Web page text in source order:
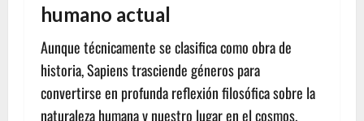
humano actual
Aunque técnicamente se clasifica como obra de
historia, Sapiens trasciende géneros para
convertirse en profunda reflexión filosófica sobre la
naturaleza humana y nuestro lugar en el cosmos.